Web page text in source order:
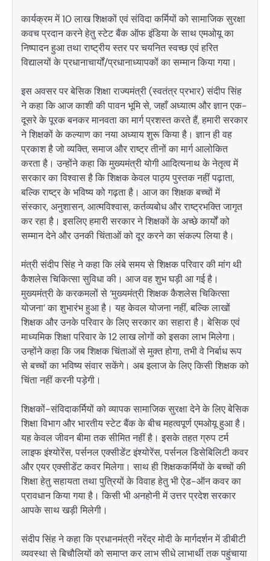
कार्यक्रम में 10 लाख शिक्षकों एवं संविदा कर्मियों को सामाजिक सुरक्षा
कवच प्रदान करने हेतु स्टेट बैंक ऑफ इंडिया के साथ एमओयू का
निष्पादन हुआ तथा राष्ट्रीय स्तर पर चयनित स्वच्छ एवं हरित
विद्यालयों के प्रधानाचार्यों/प्रधानाध्यापकों का सम्मान किया गया।
इस अवसर पर बेसिक शिक्षा राज्यमंत्री (स्वतंत्र प्रभार) संदीप सिंह
ने कहा कि आज काशी की पावन भूमि से, जहाँ अध्यात्म और ज्ञान एक-
दूसरे के पूरक बनकर मानवता का मार्ग प्रशस्त करते हैं, हमारी सरकार
ने शिक्षकों के कल्याण का नया अध्याय शुरू किया है। ज्ञान ही वह
प्रकाश है जो व्यक्ति, समाज और राष्ट्र तीनों का मार्ग आलोकित
करता है। उन्होंने कहा कि मुख्यमंत्री योगी आदित्यनाथ के नेतृत्व में
सरकार का विश्वास है कि शिक्षक केवल पाठ्य पुस्तक नहीं पढ़ाता,
बल्कि राष्ट्र के भविष्य को गढ़ता है। आज का शिक्षक बच्चों में
संस्कार, अनुशासन, आत्मविश्वास, कर्तव्यबोध और राष्ट्रभक्ति जागृत
कर रहा है। इसलिए हमारी सरकार ने शिक्षकों के अच्छे कार्यों को
सम्मान देने और उनकी चिंताओं को दूर करने का संकल्प लिया है।
मंत्री संदीप सिंह ने कहा कि लंबे समय से शिक्षक परिवार की मांग थी
कैशलेस चिकित्सा सुविधा की। आज वह शुभ घड़ी आ गई है।
मुख्यमंत्री के करकमलों से ‘मुख्यमंत्री शिक्षक कैशलेस चिकित्सा
योजना’ का शुभारंभ हुआ है। यह केवल योजना नहीं, बल्कि लाखों
शिक्षक और उनके परिवार के लिए सरकार का सहारा है। बेसिक एवं
माध्यमिक शिक्षा परिवार के 12 लाख लोगों को इसका लाभ मिलेगा।
उन्होंने कहा कि जब शिक्षक चिंताओं से मुक्त होगा, तभी वे निर्बाध रूप
से बच्चों का भविष्य संवार सकेंगे। अब इलाज के लिए किसी शिक्षक को
चिंता नहीं करनी पड़ेगी।
शिक्षकों-संविदाकर्मियों को व्यापक सामाजिक सुरक्षा देने के लिए बेसिक
शिक्षा विभाग और भारतीय स्टेट बैंक के बीच महत्वपूर्ण एमओयू हुआ है।
यह केवल जीवन बीमा तक सीमित नहीं है। इसके तहत ग्रुप टर्म
लाइफ इंश्योरेंस, पर्सनल एक्सीडेंट इंश्योरेंस, पर्सनल डिसेबिलिटी कवर
और एयर एक्सीडेंट कवर मिलेगा। साथ ही शिक्षककर्मियों के बच्चों की
शिक्षा हेतु सहायता तथा पुत्रियों के विवाह हेतु भी ऐड-ऑन कवर का
प्रावधान किया गया है। किसी भी अनहोनी में उत्तर प्रदेश सरकार
आपके साथ खड़ी मिलेगी।
संदीप सिंह ने कहा कि प्रधानमंत्री नरेंद्र मोदी के मार्गदर्शन में डीबीटी
व्यवस्था से बिचौलियों को समाप्त कर लाभ सीधे लाभार्थी तक पहुंचाया